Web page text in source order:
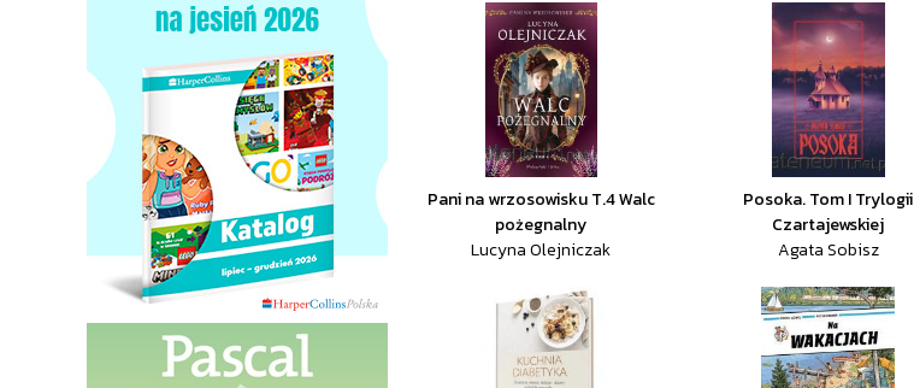
Pani na wrzosowisku T.4 Walc
pożegnalny
Lucyna Olejniczak
Posoka. Tom I Trylogii
Czartajewskiej
Agata Sobisz